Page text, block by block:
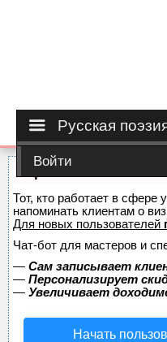
Русская
Войти
Тот, кто работает в сфере
напоминать клиентам о
Для новых пользователей
Чат-бот для мастеров и
— Сам записывает
— Персонализирует
— Увеличивает
Начать